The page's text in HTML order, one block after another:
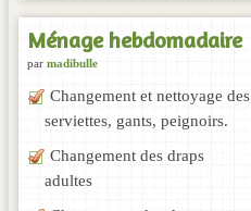
Ménage hebdomadaire
par madibulle
Changement et nettoyage des
serviettes, gants, peignoirs.
Changement des draps
adultes